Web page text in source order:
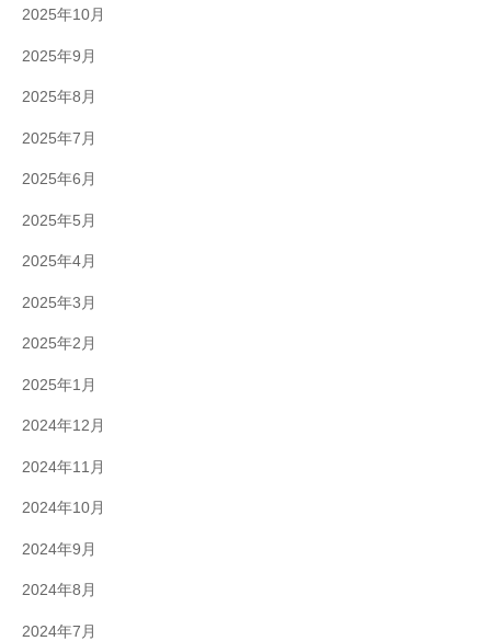
2025年10月
2025年9月
2025年8月
2025年7月
2025年6月
2025年5月
2025年4月
2025年3月
2025年2月
2025年1月
2024年12月
2024年11月
2024年10月
2024年9月
2024年8月
2024年7月